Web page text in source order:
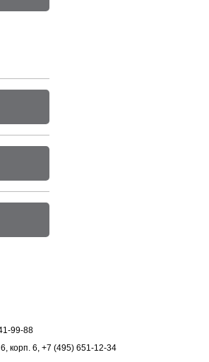
99-88
корп. 6, +7 (495) 651-12-34